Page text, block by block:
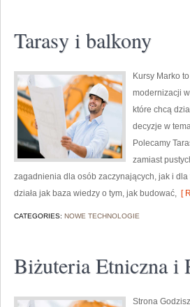
Tarasy i balkony
Kursy Marko
modernizacji
które chcą
decyzje w
Polecamy
zamiast
zagadnienia dla osób zaczynających, jak i
działa jak baza wiedzy o tym, jak budować, [
CATEGORIES: NOWE TECHNOLOGIE
Biżuteria Etniczna i
Strona